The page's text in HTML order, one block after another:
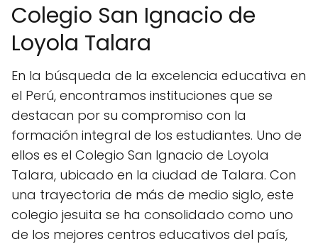
Colegio San Ignacio de
Loyola Talara
En la búsqueda de la excelencia educativa en
el Perú, encontramos instituciones que se
destacan por su compromiso con la
formación integral de los estudiantes. Uno de
ellos es el Colegio San Ignacio de Loyola
Talara, ubicado en la ciudad de Talara. Con
una trayectoria de más de medio siglo, este
colegio jesuita se ha consolidado como uno
de los mejores centros educativos del país,